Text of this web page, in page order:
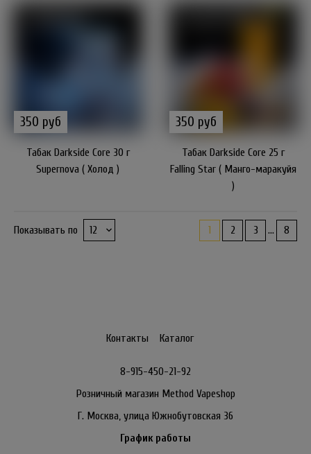
350 руб
Табак Darkside Core 30 г
Supernova ( Холод )
350 руб
Табак Darkside Core 25 г
Falling Star ( Манго-маракуйя
)
Показывать по 1 2 3 … 8
Контакты Каталог
8-915-450-21-92
Розничный магазин Method Vapeshop
Г. Москва, улица Южнобутовская 36
График работы